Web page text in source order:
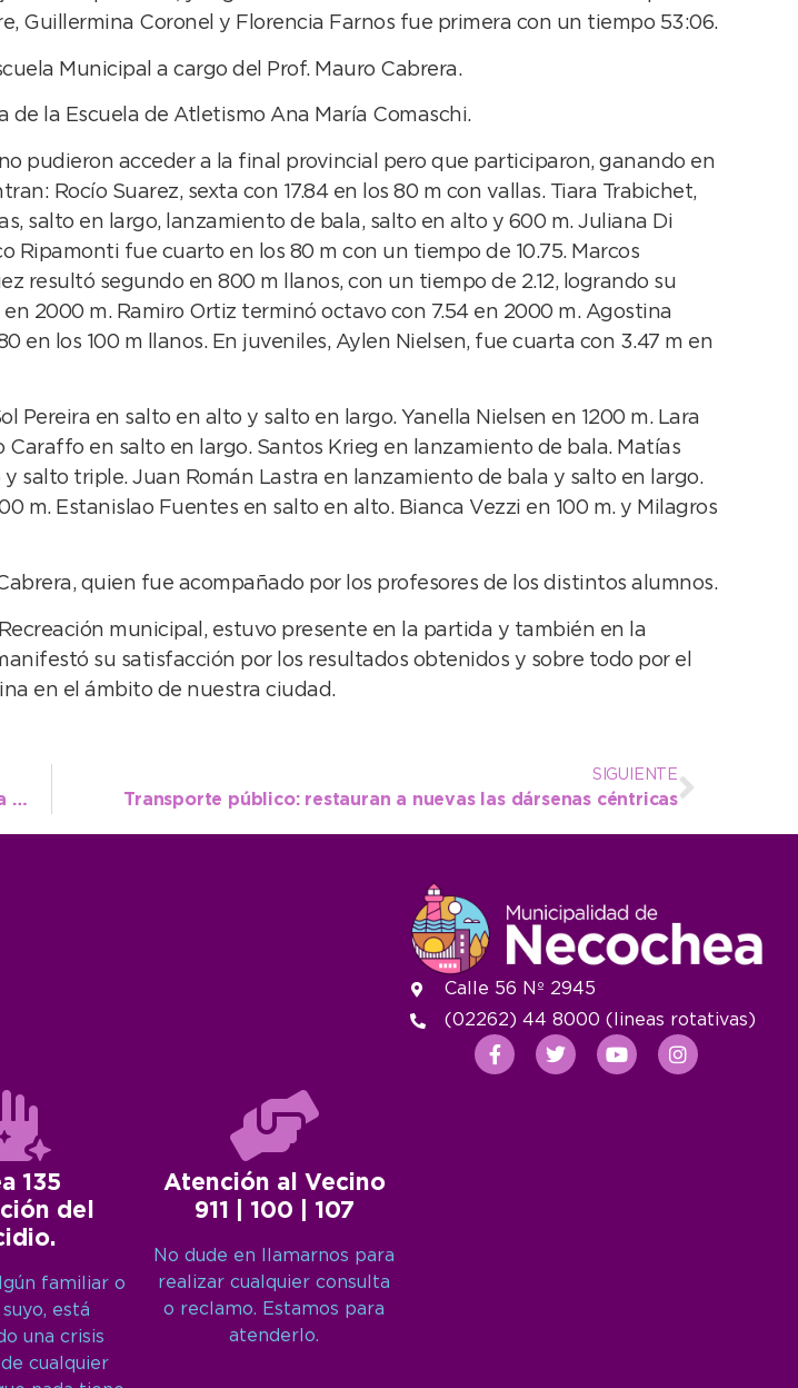
Guillermina Coronel y Florencia Farnos fue primera con un tiempo 53:06.
Municipal a cargo del Prof. Mauro Cabrera.
de la Escuela de Atletismo Ana María Comaschi.
pudieron acceder a la final provincial pero que participaron, ganando en
Rocío Suarez, sexta con 17.84 en los 80 m con vallas. Tiara Trabichet,
salto en largo, lanzamiento de bala, salto en alto y 600 m. Juliana Di
Ripamonti fue cuarto en los 80 m con un tiempo de 10.75. Marcos
resultó segundo en 800 m llanos, con un tiempo de 2.12, logrando su
2000 m. Ramiro Ortiz terminó octavo con 7.54 en 2000 m. Agostina
en los 100 m llanos. En juveniles, Aylen Nielsen, fue cuarta con 3.47 m en
en salto en alto y salto en largo. Yanella Nielsen en 1200 m. Lara
en salto en largo. Santos Krieg en lanzamiento de bala. Matías
salto triple. Juan Román Lastra en lanzamiento de bala y salto en largo.
m. Estanislao Fuentes en salto en alto. Bianca Vezzi en 100 m. y Milagros
quien fue acompañado por los profesores de los distintos alumnos.
municipal, estuvo presente en la partida y también en la
su satisfacción por los resultados obtenidos y sobre todo por el
en el ámbito de nuestra ciudad.
López y el Rotary Playa abordaron temas que hacen a la mejora del Distrito
SIGUIENTE
Transporte público: restauran a nuevas las dársenas céntricas
135
del
familiar o
está
una crisis
cualquier
Atención al Vecino
911 | 100 | 107
No dude en llamarnos para
realizar cualquier consulta
o reclamo. Estamos para
atenderlo.
Calle 56 Nº 2945
(02262) 44 8000 (lineas rotativas)